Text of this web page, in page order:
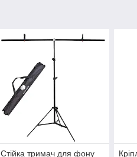
Стійка тримач для фону